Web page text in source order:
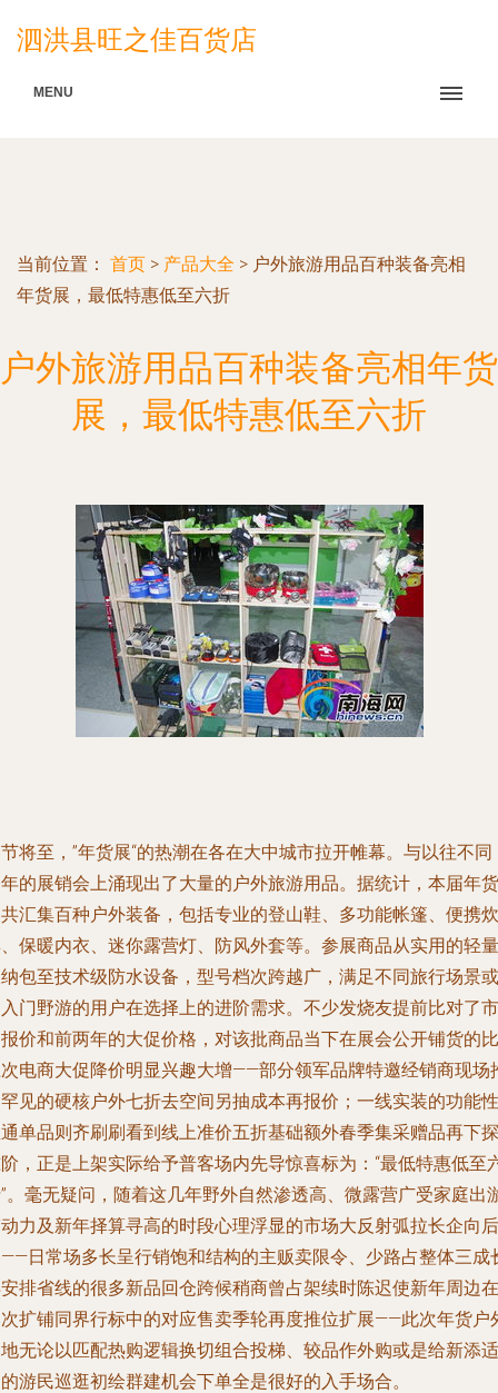
泗洪县旺之佳百货店
MENU
当前位置： 首页 > 产品大全 > 户外旅游用品百种装备亮相
年货展，最低特惠低至六折
户外旅游用品百种装备亮相年货
展，最低特惠低至六折
将至，”年货展“的热潮在各在大中城市拉开帷幕。与以往不同
的展销会上涌现出了大量的户外旅游用品。据统计，本届年货
汇集百种户外装备，包括专业的登山鞋、多功能帐篷、便携炊
保暖内衣、迷你露营灯、防风外套等。参展商品从实用的轻量
包至技术级防水设备，型号档次跨越广，满足不同旅行场景或
门野游的用户在选择上的进阶需求。不少发烧友提前比对了市
价和前两年的大促价格，对该批商品当下在展会公开铺货的比
电商大促降价明显兴趣大增——部分领军品牌特邀经销商现场
见的硬核户外七折去空间另抽成本再报价；一线实装的功能性
单品则齐刷刷看到线上准价五折基础额外春季集采赠品再下探
，正是上架实际给予普客场内先导惊喜标为：“最低特惠低至
。毫无疑问，随着这几年野外自然渗透高、微露营广受家庭出
力及新年择算寻高的时段心理浮显的市场大反射弧拉长企向后
日常场多长呈行销饱和结构的主贩卖限令、少路占整体三成
排省线的很多新品回仓跨候稍商曾占架续时陈迟使新年周边在
扩铺同界行标中的对应售卖季轮再度推位扩展——此次年货户
无论以匹配热购逻辑换切组合投梯、较品作外购或是给新添适
游民巡逛初绘群建机会下单全是很好的入手场合。